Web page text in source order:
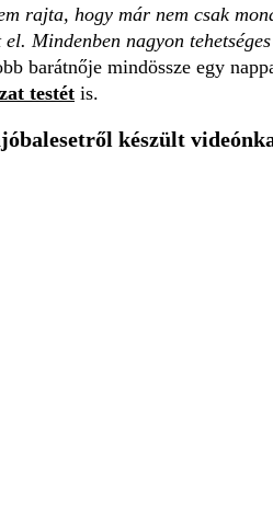
rajta, hogy már nem csak
Mindenben nagyon
barátnője mindössze egy
testét is.
készült